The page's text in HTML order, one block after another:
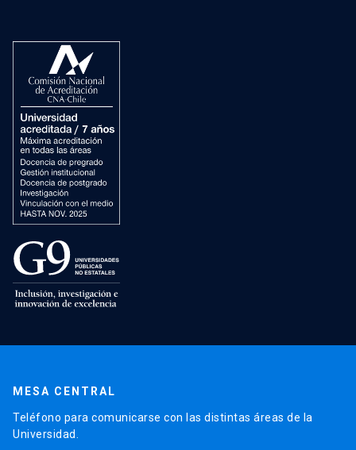
MESA CENTRAL
Teléfono para comunicarse con las distintas áreas de la
Universidad.